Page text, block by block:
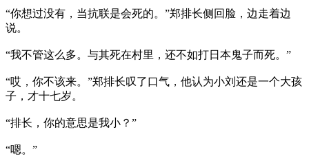
“你想过没有，当抗联是会死的。”郑排长侧回脸，边走着边
说。
“我不管这么多。与其死在村里，还不如打日本鬼子而死。”
“哎，你不该来。”郑排长叹了口气，他认为小刘还是一个大孩
子，才十七岁。
“排长，你的意思是我小？”
“嗯。”